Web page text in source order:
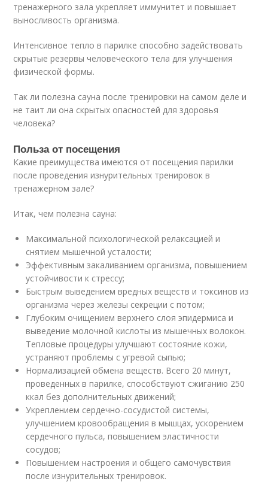
тренажерного зала укрепляет иммунитет и повышает
выносливость организма.
Интенсивное тепло в парилке способно задействовать
скрытые резервы человеческого тела для улучшения
физической формы.
Так ли полезна сауна после тренировки на самом деле и
не таит ли она скрытых опасностей для здоровья
человека?
Польза от посещения
Какие преимущества имеются от посещения парилки
после проведения изнурительных тренировок в
тренажерном зале?
Итак, чем полезна сауна:
Максимальной психологической релаксацией и
снятием мышечной усталости;
Эффективным закаливанием организма, повышением
устойчивости к стрессу;
Быстрым выведением вредных веществ и токсинов из
организма через железы секреции с потом;
Глубоким очищением верхнего слоя эпидермиса и
выведение молочной кислоты из мышечных волокон.
Тепловые процедуры улучшают состояние кожи,
устраняют проблемы с угревой сыпью;
Нормализацией обмена веществ. Всего 20 минут,
проведенных в парилке, способствуют сжиганию 250
ккал без дополнительных движений;
Укреплением сердечно-сосудистой системы,
улучшением кровообращения в мышцах, ускорением
сердечного пульса, повышением эластичности
сосудов;
Повышением настроения и общего самочувствия
после изнурительных тренировок.